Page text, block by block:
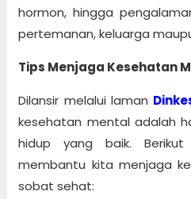
hormon, hingga
pertemanan, keluarga
Tips Menjaga Kesehatan
Dilansir melalui laman
kesehatan mental adalah
hidup yang baik.
membantu kita menjaga
sobat sehat: